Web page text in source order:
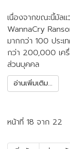
เนื่องจากขณะนี้มัลแ
WannaCry
มากกว่า 100 ประ
กว่า 200,000 เค
ส่วนบุคคล
อ่านเพิ่มเติม...
หน้าที่ 18 จาก 22